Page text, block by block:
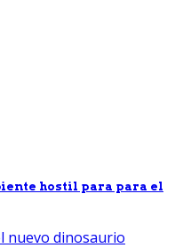
hostil para para el